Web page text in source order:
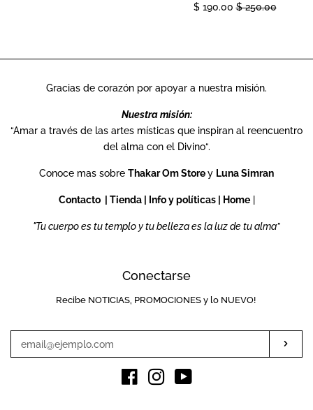
Precio
$ 190.00 Precio
$ 250.00
Gracias de corazón por apoyar a nuestra misión.
Nuestra misión:
“Amar a través de las artes místicas que inspiran al reencuentro
del alma con el Divino“.
Conoce mas sobre Thakar Om Storey Luna Simran
Contacto | Tienda| Info y políticas | Home|
"Tu cuerpo es tu templo y tu belleza es la luz de tu alma”
Conectarse
Introduzca
e-
Recibe NOTICIAS, PROMOCIONES y lo NUEVO!
FacebookInstagram